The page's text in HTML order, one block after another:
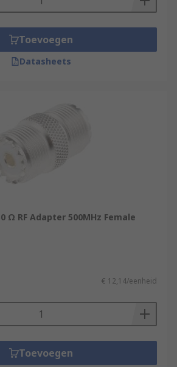
Toevoegen
Datasheets
Ω RF Adapter 500MHz Female
€ 12,14/eenheid
Toevoegen